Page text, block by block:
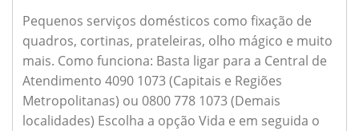
Pequenos serviços domésticos como fixação de
quadros, cortinas, prateleiras, olho mágico e muito
mais. Como funciona: Basta ligar para a Central de
Atendimento 4090 1073 (Capitais e Regiões
Metropolitanas) ou 0800 778 1073 (Demais
localidades) Escolha a opção Vida e em seguida o